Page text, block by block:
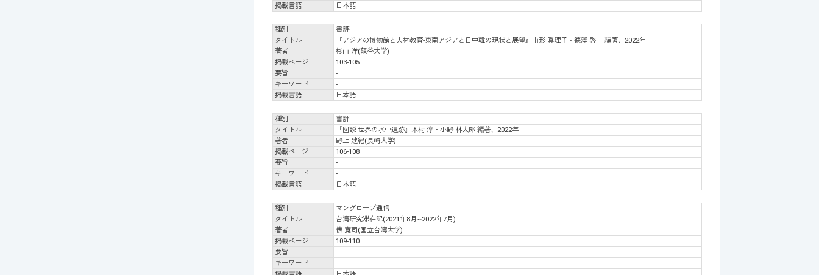
掲載言語
日本語
種別
書評
タイトル
『アジアの博物館と人材教育-東南アジアと日中韓の現状と展望』山形 眞理子・德澤 啓一 編著、2022年
著者
杉山 洋(龍谷大学)
掲載ページ
103-105
要旨
-
キーワード
-
掲載言語
日本語
種別
書評
タイトル
『図説 世界の水中遺跡』木村 淳・小野 林太郎 編著、2022年
著者
野上 建紀(長崎大学)
掲載ページ
106-108
要旨
-
キーワード
-
掲載言語
日本語
種別
マングローブ通信
タイトル
台湾研究滞在記(2021年8月~2022年7月)
著者
俵 寛司(国立台湾大学)
掲載ページ
109-110
要旨
-
キーワード
-